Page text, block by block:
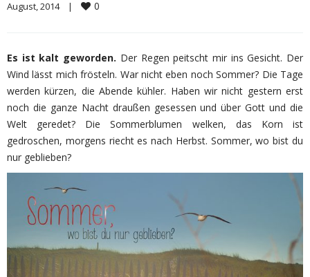
August, 2014
| 0
Es ist kalt geworden. Der Regen peitscht mir ins Gesicht. Der
Wind lässt mich frösteln. War nicht eben noch Sommer? Die Tage
werden kürzen, die Abende kühler. Haben wir nicht gestern erst
noch die ganze Nacht draußen gesessen und über Gott und die
Welt geredet? Die Sommerblumen welken, das Korn ist
gedroschen, morgens riecht es nach Herbst. Sommer, wo bist du
nur geblieben?